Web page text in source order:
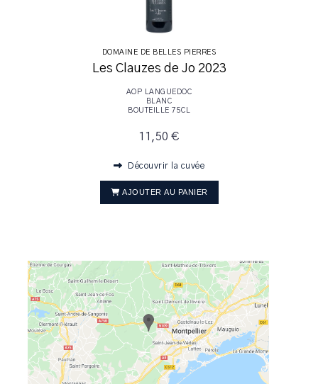
DOMAINE DE BELLES PIERRES
Les Clauzes de Jo 2023
AOP LANGUEDOC
BLANC
BOUTEILLE 75CL
11,50 €
Découvrir la cuvée
AJOUTER AU PANIER